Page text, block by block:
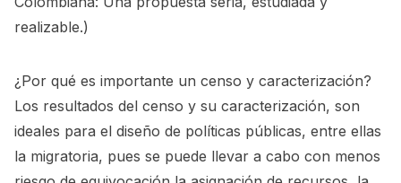
realizable.)
¿Por qué es importante un censo y caracterización?
Los resultados del censo y su caracterización, son
ideales para el diseño de políticas públicas, entre ellas
la migratoria, pues se puede llevar a cabo con menos